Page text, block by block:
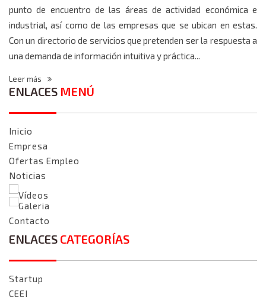
punto de encuentro de las áreas de actividad económica e
industrial, así como de las empresas que se ubican en estas.
Con un directorio de servicios que pretenden ser la respuesta a
una demanda de información intuitiva y práctica...
Leer más
ENLACES MENÚ
Inicio
Empresa
Ofertas Empleo
Noticias
Vídeos
Galeria
Contacto
ENLACES CATEGORÍAS
Startup
CEEI